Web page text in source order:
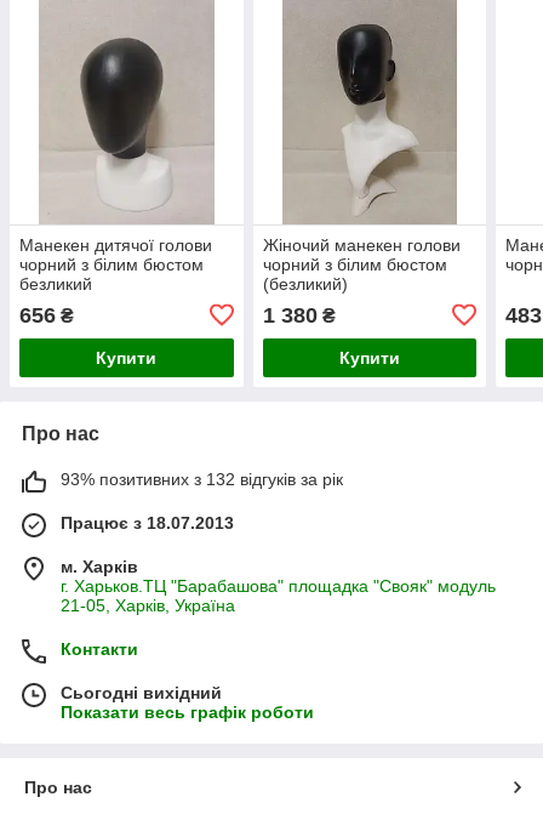
Манекен дитячої голови
чорний з білим бюстом
безликий
656 ₴
Купити
Жіночий манекен голови
чорний з білим бюстом
(безликий)
1 380₴
Купити
483
Про нас
93% позитивних з 132 відгуків за рік
Працює з 18.07.2013
м. Харків
г. Харьков.ТЦ "Барабашова" площадка "Свояк" модуль
21-05, Харків, Україна
Контакти
Сьогодні вихідний
Показати весь графік роботи
Про нас